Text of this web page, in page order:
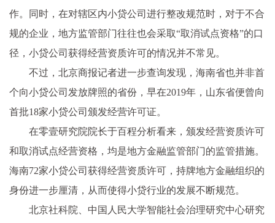
作。同时，在对辖区内小贷公司进行整改规范时，对于不合
规的企业，地方监管部门往往也会采取“取消试点资格”的口
径，小贷公司获得经营资质许可的情况并不常见。
不过，北京商报记者进一步查询发现，海南省也并非首
个向小贷公司发放牌照的省份，早在2019年，山东省便曾向
首批18家小贷公司颁发经营许可证。
在零壹研究院院长于百程分析看来，颁发经营资质许可
和取消试点经营资格，均是地方金融监管部门的监管措施。
海南72家小贷公司获得经营资质许可，持牌地方金融组织的
身份进一步厘清，从而使得小贷行业的发展不断规范。
北京社科院、中国人民大学智能社会治理研究中心研究